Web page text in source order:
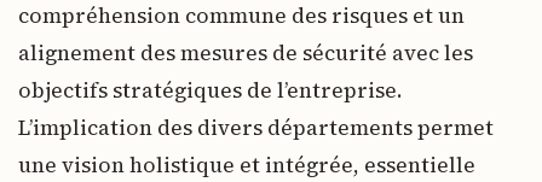
compréhension commune des risques et un
alignement des mesures de sécurité avec les
objectifs stratégiques de l’entreprise.
L’implication des divers départements permet
une vision holistique et intégrée, essentielle